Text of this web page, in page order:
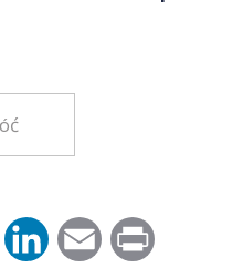
Pinterest
LinkedIn
Email